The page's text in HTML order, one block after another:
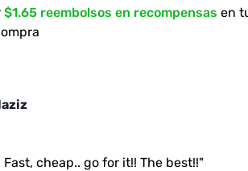
$1.65 reembolsos en recompensas en
Fast, cheap.. go for it!! The best!!"